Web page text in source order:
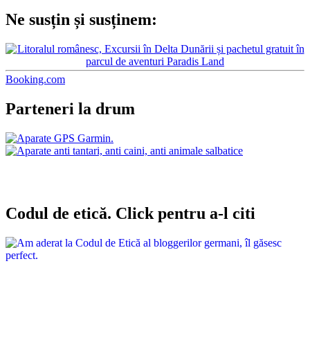
Ne susțin și susținem:
Booking.com
Parteneri la drum
Codul de etică. Click pentru a-l citi